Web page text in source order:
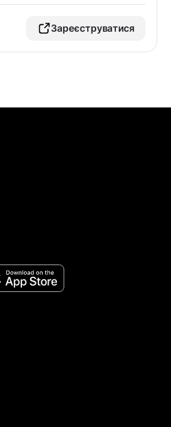
Зареєструватися